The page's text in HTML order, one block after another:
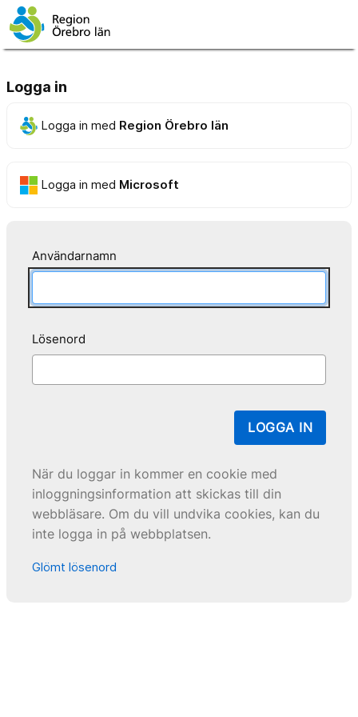
Logga in
Logga in med Region Örebro län
Logga in med Microsoft
Användarnamn
Lösenord
LOGGA IN
När du loggar in kommer en cookie med
inloggningsinformation att skickas till din
webbläsare. Om du vill undvika cookies, kan du
inte logga in på webbplatsen.
Glömt lösenord